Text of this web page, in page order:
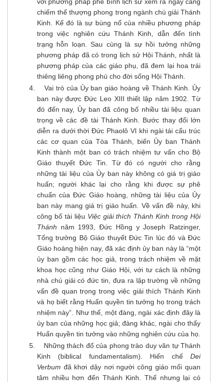
chiếm thế thượng phong trong ngành chú giải Thánh
Kinh. Kế đó là sự bùng nổ của nhiều phương pháp
trong việc nghiên cứu Thánh Kinh, dẫn đến tình
trạng hỗn loạn. Sau cùng là sự hồi tưởng những
phương pháp đã có trong lịch sử Hội Thánh, nhất là
phương pháp của các giáo phụ, đã đem lại hoa trái
thiêng liêng phong phú cho đời sống Hội Thánh.
Vai trò của Ủy ban giáo hoàng về Thánh Kinh. Ủy
ban này được Đức Leo XIII thiết lập năm 1902. Từ
đó đến nay, Ủy ban đã công bố nhiều tài liệu quan
trọng về các đề tài Thánh Kinh. Bước thay đổi lớn
diễn ra dưới thời Đức Phaolô VI khi ngài tái cấu trúc
các cơ quan của Tòa Thánh, biến Ủy ban Thánh
Kinh thành một ban có trách nhiệm tư vấn cho Bộ
Giáo thuyết Đức Tin. Từ đó có người cho rằng
những tài liệu của Ủy ban này không có giá trị giáo
huấn; người khác lại cho rằng khi được sự phê
chuẩn của Đức Giáo hoàng, những tài liệu của Ủy
ban này mang giá trị giáo huấn. Về vấn đề này, khi
công bố tài liệu Việc giải thích Thánh Kinh trong Hội
Thánh năm 1993, Đức Hồng y Joseph Ratzinger,
Tổng trưởng Bộ Giáo thuyết Đức Tin lúc đó và Đức
Giáo hoàng hiện nay, đã xác định ủy ban này là “một
ủy ban gồm các học giả, trong trách nhiệm về mặt
khoa học cũng như Giáo Hội, với tư cách là những
nhà chú giải có đức tin, đưa ra lập trường về những
vấn đề quan trọng trong việc giải thích Thánh Kinh
và họ biết rằng Huấn quyền tin tưởng họ trong trách
nhiệm này”. Như thế, một đàng, ngài xác định đây là
ủy ban của những học giả; đàng khác, ngài cho thấy
Huấn quyền tin tưởng vào những nghiên cứu của họ.
Những thách đố của phong trào duy văn tự Thánh
Kinh (biblical fundamentalism). Hiến chế Dei
Verbum đã khơi dậy nơi người công giáo mối quan
tâm nhiều hơn đến Thánh Kinh. Thế nhưng lại có